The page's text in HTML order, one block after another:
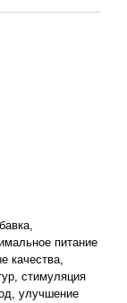
питание
качества,
стимуляция
улучшение